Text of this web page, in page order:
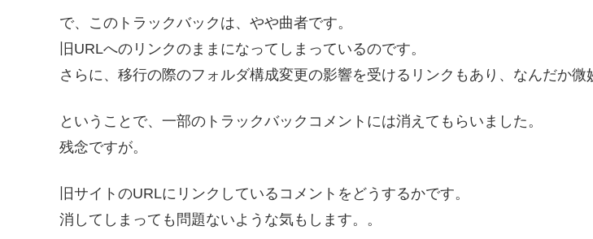
で、このトラックバックは、やや曲者です。
旧URLへのリンクのままになってしまっているのです。
さらに、移行の際のフォルダ構成変更の影響を受けるリンクもあり、なんだか微
ということで、一部のトラックバックコメントには消えてもらいました。
残念ですが。
旧サイトのURLにリンクしているコメントをどうするかです。
消してしまっても問題ないような気もします。。